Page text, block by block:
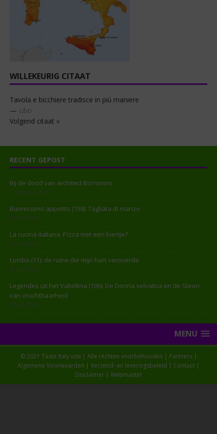
WILLEKEURIG CITAAT
Tavola e bicchiere tradisce in più maniere
— cibo
Volgend citaat »
RECENT GEPOST
Bij de dood van architect Borromini
1 augustus 2026
Buonissimo appetito (158): Tagliata di manzo
31 juli 2026
La cucina italiana: Pizza met een biertje?
31 juli 2026
Lombo (11): de ruïne die mijn hart veroverde
30 juli 2026
Legendes uit het Valtellina (106): De Donna selvatica en de Steen
van vruchtbaarheid
27 juli 2026
MENU
© 2021 Taste Italy vzw | Alle rechten voorbehouden | Partners|
Algemene Voorwaarden | Verzend- en leveringsbeleid | Contact |
Disclaimer| Webmaster